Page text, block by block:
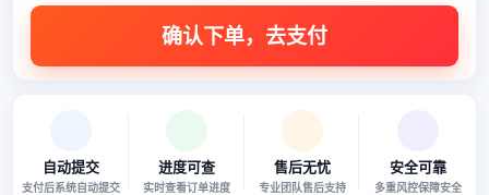
自动提交
支付后系统自动提交
进度可查
实时查看订单进度
售后无忧
专业团队售后支持
安全可靠
多重风控保障安全